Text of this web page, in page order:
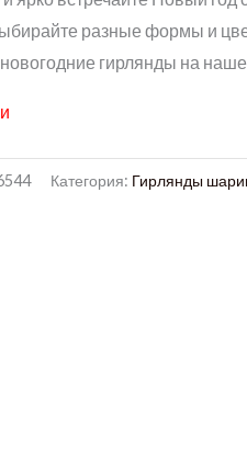
разные формы и
гирлянды на
Категория: Гирлянды